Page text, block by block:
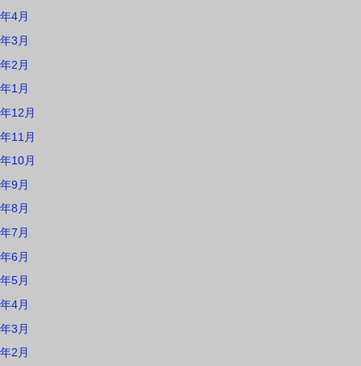
4月
3月
2月
1月
12月
11月
10月
9月
8月
7月
6月
5月
4月
3月
2月